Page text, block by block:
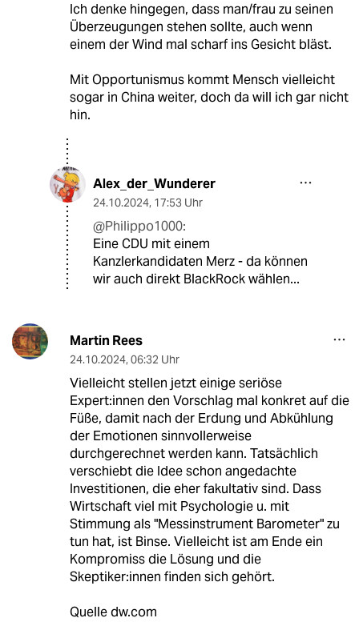
Ich denke hingegen, dass man/frau zu seinen
Überzeugungen stehen sollte, auch wenn
einem der Wind mal scharf ins Gesicht bläst.
Mit Opportunismus kommt Mensch vielleicht
sogar in China weiter, doch da will ich gar nicht
hin.
Alex_der_Wunderer
24.10.2024, 17:53 Uhr
@Philippo1000:
Eine CDU mit einem
Kanzlerkandidaten Merz - da können
wir auch direkt BlackRock wählen...
Martin Rees
24.10.2024, 06:32 Uhr
Vielleicht stellen jetzt einige seriöse
Expert:innen den Vorschlag mal konkret auf die
Füße, damit nach der Erdung und Abkühlung
der Emotionen sinnvollerweise
durchgerechnet werden kann. Tatsächlich
verschiebt die Idee schon angedachte
Investitionen, die eher fakultativ sind. Dass
Wirtschaft viel mit Psychologie u. mit
Stimmung als "Messinstrument Barometer" zu
tun hat, ist Binse. Vielleicht ist am Ende ein
Kompromiss die Lösung und die
Skeptiker:innen finden sich gehört.
Quelle dw.com